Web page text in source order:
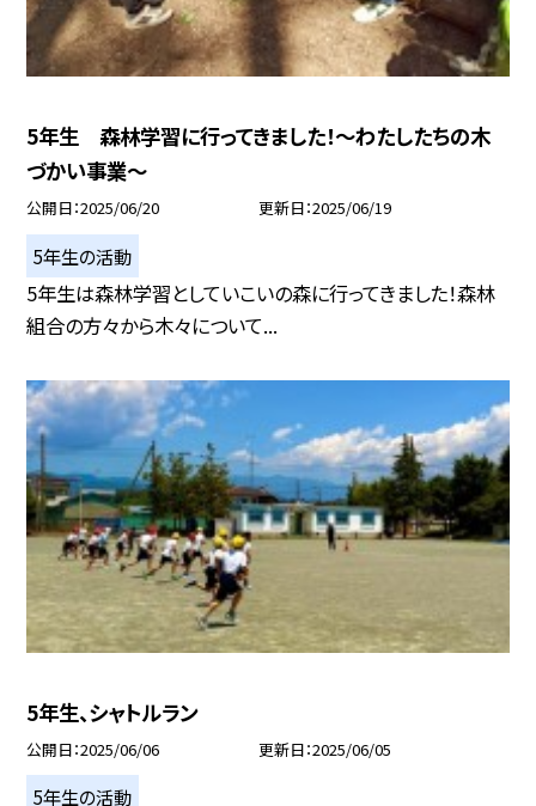
5年生 森林学習に行ってきました！〜わたしたちの木
づかい事業〜
公開日 2025/06/20 更新日 2025/06/19
5年生の活動
5年生は森林学習としていこいの森に行ってきました！森林
組合の方々から木々について...
5年生、シャトルラン
公開日 2025/06/06 更新日 2025/06/05
5年生の活動